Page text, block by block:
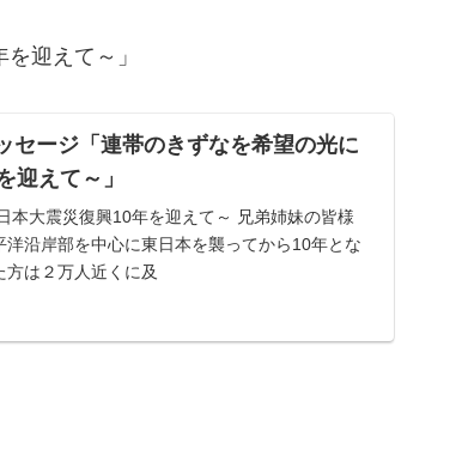
迎えて～」
セージ「連帯のきずなを希望の光に
迎えて～」
本大震災復興10年を迎えて～ 兄弟姉妹の皆様
沿岸部を中心に東日本を襲ってから10年とな
方は２万人近くに及